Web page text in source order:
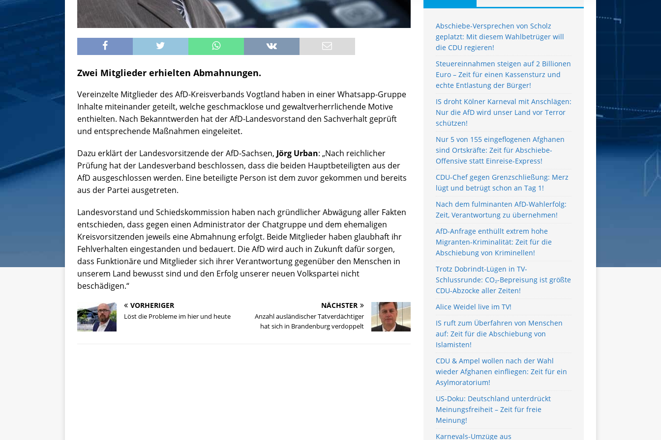
Zwei Mitglieder erhielten Abmahnungen.
Vereinzelte Mitglieder des AfD-Kreisverbands Vogtland haben in einer Whatsapp-Gruppe
Inhalte miteinander geteilt, welche geschmacklose und gewaltverherrlichende Motive
enthielten. Nach Bekanntwerden hat der AfD-Landesvorstand den Sachverhalt geprüft
und entsprechende Maßnahmen eingeleitet.
Dazu erklärt der Landesvorsitzende der AfD-Sachsen, Jörg Urban: „Nach reichlicher
Prüfung hat der Landesverband beschlossen, dass die beiden Hauptbeteiligten aus der
AfD ausgeschlossen werden. Eine beteiligte Person ist dem zuvor gekommen und bereits
aus der Partei ausgetreten.
Landesvorstand und Schiedskommission haben nach gründlicher Abwägung aller Fakten
entschieden, dass gegen einen Administrator der Chatgruppe und dem ehemaligen
Kreisvorsitzenden jeweils eine Abmahnung erfolgt. Beide Mitglieder haben glaubhaft ihr
Fehlverhalten eingestanden und bedauert. Die AfD wird auch in Zukunft dafür sorgen,
dass Funktionäre und Mitglieder sich ihrer Verantwortung gegenüber den Menschen in
unserem Land bewusst sind und den Erfolg unserer neuen Volkspartei nicht
beschädigen.“
VORHERIGER
Löst die Probleme im hier und heute
NÄCHSTER
Anzahl ausländischer Tatverdächtiger
hat sich in Brandenburg verdoppelt
Abschiebe-Versprechen von Scholz
geplatzt: Mit diesem Wahlbetrüger will
die CDU regieren!
Steuereinnahmen steigen auf 2 Billionen
Euro – Zeit für einen Kassensturz und
echte Entlastung der Bürger!
IS droht Kölner Karneval mit Anschlägen:
Nur die AfD wird unser Land vor Terror
schützen!
Nur 5 von 155 eingeflogenen Afghanen
sind Ortskräfte: Zeit für Abschiebe-
Offensive statt Einreise-Express!
CDU-Chef gegen Grenzschließung: Merz
lügt und betrügt schon an Tag 1!
Nach dem fulminanten AfD-Wahlerfolg:
Zeit, Verantwortung zu übernehmen!
AfD-Anfrage enthüllt extrem hohe
Migranten-Kriminalität: Zeit für die
Abschiebung von Kriminellen!
Trotz Dobrindt-Lügen in TV-
Schlussrunde: CO₂-Bepreisung ist größte
CDU-Abzocke aller Zeiten!
Alice Weidel live im TV!
IS ruft zum Überfahren von Menschen
auf: Zeit für die Abschiebung von
Islamisten!
CDU & Ampel wollen nach der Wahl
wieder Afghanen einfliegen: Zeit für ein
Asylmoratorium!
US-Doku: Deutschland unterdrückt
Meinungsfreiheit – Zeit für freie
Meinung!
Karnevals-Umzüge aus